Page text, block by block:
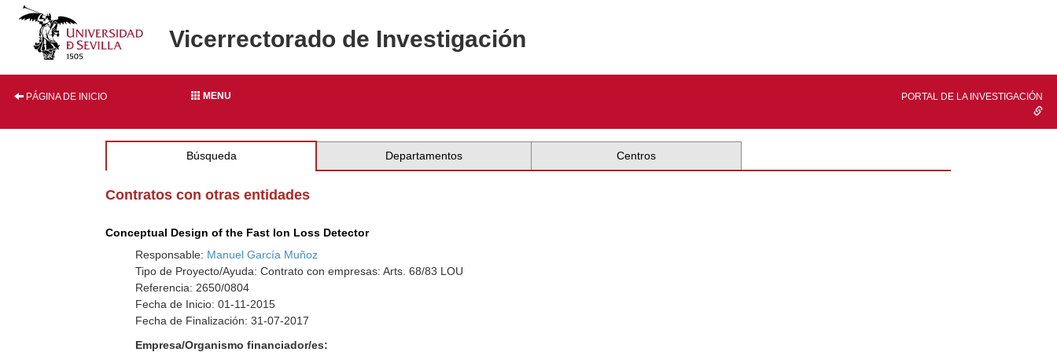
Vicerrectorado de Investigación
PÁGINA DE INICIO MENU PORTAL DE LA INVESTIGACIÓN
Búsqueda Departamentos Centros
Contratos con otras entidades
Conceptual Design of the Fast Ion Loss Detector
Responsable: Manuel García Muñoz
Tipo de Proyecto/Ayuda: Contrato con empresas: Arts. 68/83 LOU
Referencia: 2650/0804
Fecha de Inicio: 01-11-2015
Fecha de Finalización: 31-07-2017
Empresa/Organismo financiador/es: